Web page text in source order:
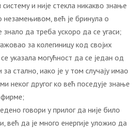
и није стекла никакво знање
незамењивом, већ је бринула о
знало да треба ускоро да се угаси;
за колегиницу код својих
указала могућност да се један од
стално, иако је у том случају имао
неког другог ко већ поседује знање
фирме;
говори у прилог да није било
већ да је много енергије уложио да